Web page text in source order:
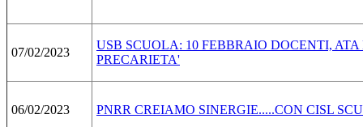
07/02/2023
USB SCUOLA: 10 FEBBRAIO DOCENTI,
PRECARIETA'
06/02/2023 PNRR CREIAMO SINERGIE.....CON CISL